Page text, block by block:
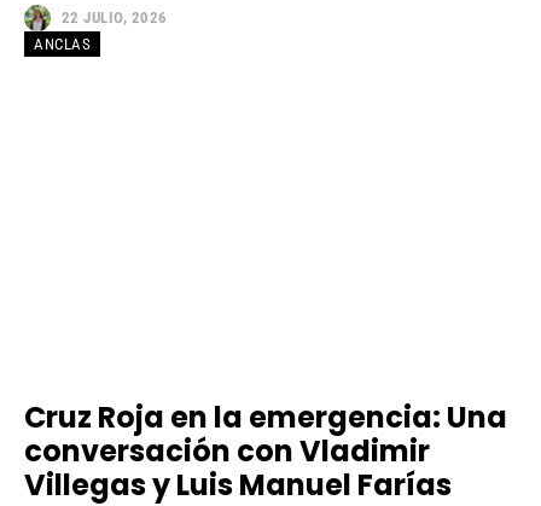
22 JULIO, 2026
ANCLAS
Cruz Roja en la emergencia: Una
conversación con Vladimir
Villegas y Luis Manuel Farías